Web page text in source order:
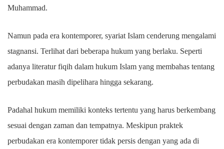
Muhammad.
Namun pada era kontemporer, syariat Islam cenderung mengalami
stagnansi. Terlihat dari beberapa hukum yang berlaku. Seperti
adanya literatur fiqih dalam hukum Islam yang membahas tentang
perbudakan masih dipelihara hingga sekarang.
Padahal hukum memiliki konteks tertentu yang harus berkembang
sesuai dengan zaman dan tempatnya. Meskipun praktek
perbudakan era kontemporer tidak persis dengan yang ada di